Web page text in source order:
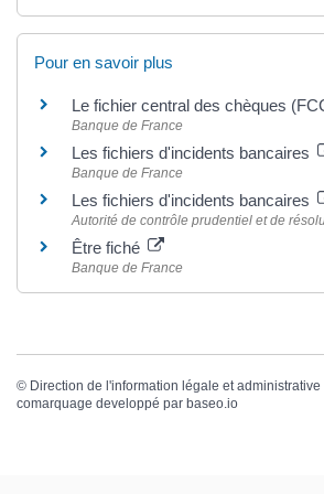
Pour en savoir plus
Le fichier central des chèques
Banque de France
Les fichiers d'incidents bancaires
Banque de France
Les fichiers d'incidents bancaires
Autorité de contrôle prudentiel et de
Être fiché
Banque de France
© Direction de l'information légale et administrative
comarquage developpé par baseo.io